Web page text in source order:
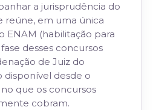
a jurisprudência do
reúne, em uma única
ENAM (habilitação para
desses concursos
de Juiz do
disponível desde o
que os concursos
cobram.